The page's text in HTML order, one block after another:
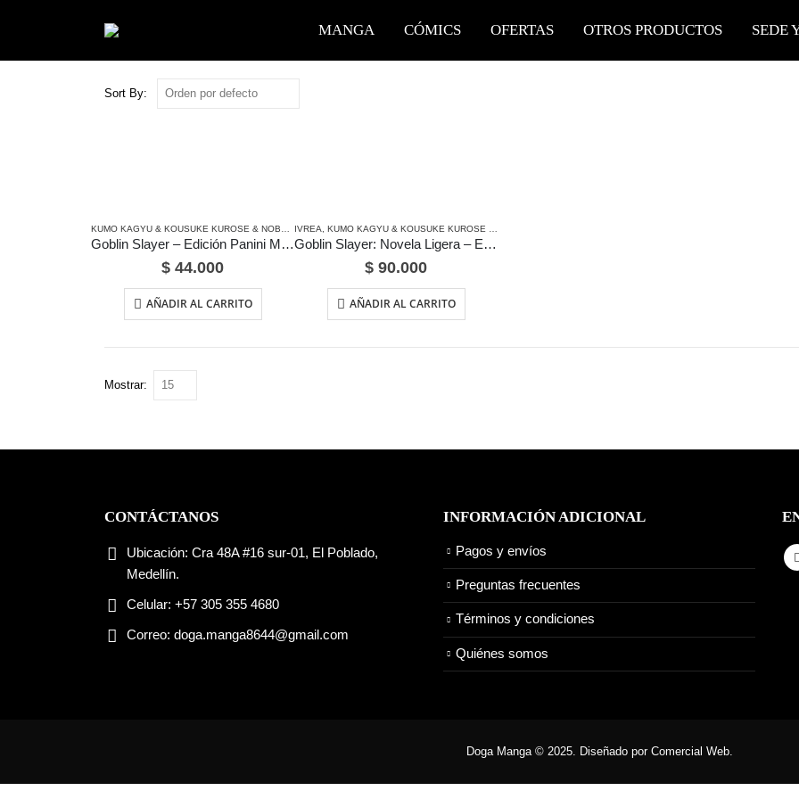
MANGA CÓMICS OFERTAS OTROS PRODUCTOS SEDE
Sort By:
,MANGA ,PANINI,SEINEN
Goblin Slayer – Edición Panini México
$ 44.000
AÑADIR AL CARRITO
IVREA KUMO KAGYU & KOUSUKE KUROSE & NOBORU KANNATSUKI
Goblin Slayer: Novela Ligera – Edición Ivrea Argentina
$ 90.000
AÑADIR AL CARRITO
Mostrar:
CONTÁCTANOS
Ubicación: Cra 48A #16 sur-01, El Poblado,
Medellín.
Celular: +57 305 355 4680
Correo: doga.manga8644@gmail.com
INFORMACIÓN ADICIONAL
Pagos y envíos
Preguntas frecuentes
Términos y condiciones
Quiénes somos
Doga Manga © 2025. Diseñado por Comercial Web.